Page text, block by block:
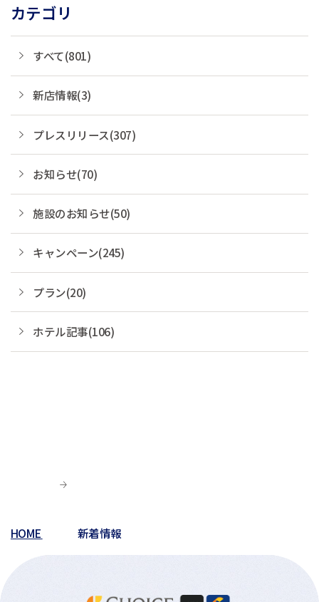
カテゴリ
すべて(801)
新店情報(3)
プレスリリース(307)
お知らせ(70)
施設のお知らせ(50)
キャンペーン(245)
プラン(20)
ホテル記事(106)
HOME 新着情報